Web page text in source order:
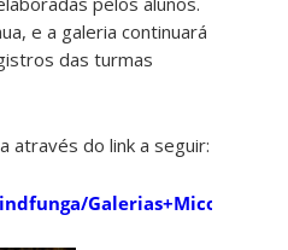
e a galeria continuará
das turmas
através do link a seguir:
Galerias+Micologia/